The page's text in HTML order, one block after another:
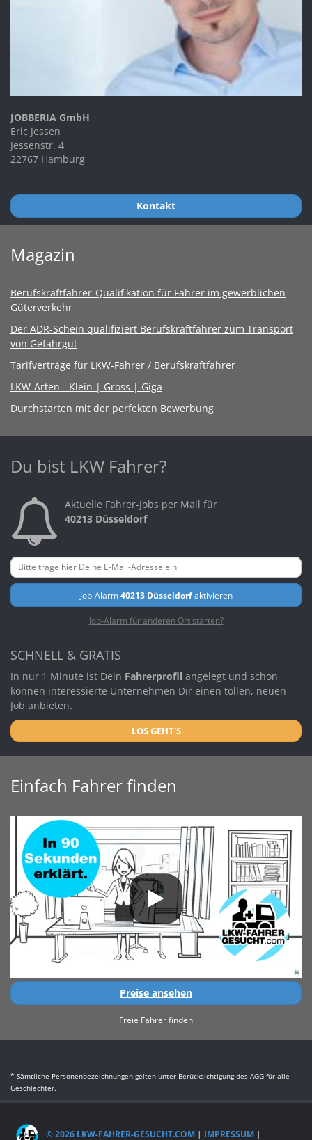
JOBBERIA GmbH
Eric Jessen
Jessenstr. 4
22767 Hamburg
Kontakt
Magazin
Berufskraftfahrer-Qualifikation für Fahrer im gewerblichen
Güterverkehr
Der ADR-Schein qualifiziert Berufskraftfahrer zum Transport
von Gefahrgut
Tarifverträge für LKW-Fahrer / Berufskraftfahrer
LKW-Arten - Klein | Gross | Giga
Durchstarten mit der perfekten Bewerbung
Du bist LKW Fahrer?
Aktuelle Fahrer-Jobs per Mail für
40213 Düsseldorf
Job-Alarm40213 Düsseldorfaktivieren
Job-Alarm für anderen Ort starten?
SCHNELL & GRATIS
In nur 1 Minute ist Dein Fahrerprofil angelegt und schon
können interessierte Unternehmen Dir einen tollen, neuen
Job anbieten.
LOS GEHT'S
Einfach Fahrer finden
Preise ansehen
Freie Fahrer finden
* Sämtliche Personenbezeichnungen gelten unter Berücksichtigung des AGG für alle
Geschlechter.
© 2026 LKW-FAHRER-GESUCHT.COM | IMPRESSUM |